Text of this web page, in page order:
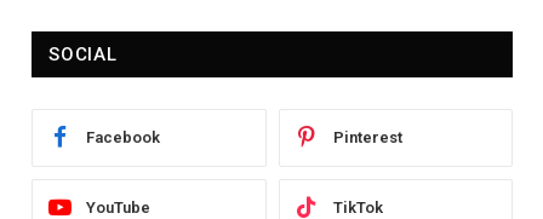
SOCIAL
Facebook Pinterest
YouTube TikTok